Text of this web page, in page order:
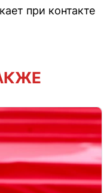
при контакте